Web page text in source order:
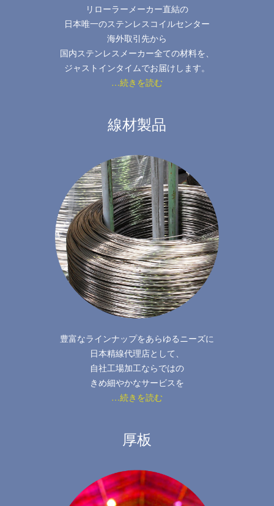
リローラーメーカー直結の
日本唯一のステンレスコイルセンター
海外取引先から
国内ステンレスメーカー全ての材料を、
ジャストインタイムでお届けします。
…続きを読む
線材製品
豊富なラインナップをあらゆるニーズに
日本精線代理店として、
自社工場加工ならではの
きめ細やかなサービスを
…続きを読む
厚板